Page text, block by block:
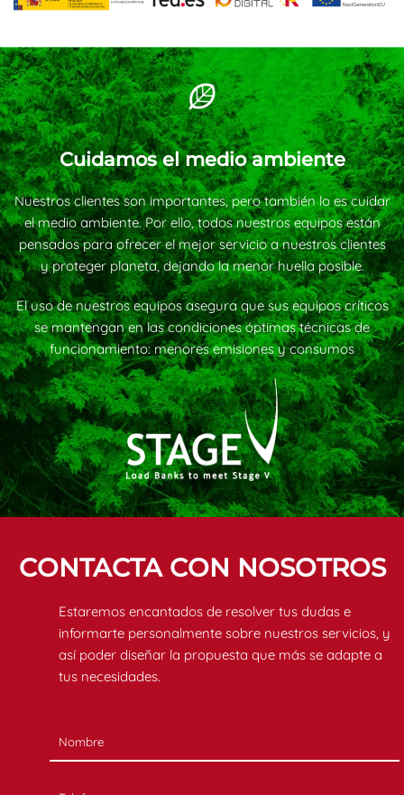
Cuidamos el medio ambiente
Nuestros clientes son importantes, pero también lo es cuidar
el medio ambiente. Por ello, todos nuestros equipos están
pensados para ofrecer el mejor servicio a nuestros clientes
y proteger planeta, dejando la menor huella posible.
El uso de nuestros equipos asegura que sus equipos críticos
se mantengan en las condiciones óptimas técnicas de
funcionamiento: menores emisiones y consumos
CONTACTA CON NOSOTROS
Estaremos encantados de resolver tus dudas e
informarte personalmente sobre nuestros servicios, y
así poder diseñar la propuesta que más se adapte a
tus necesidades.